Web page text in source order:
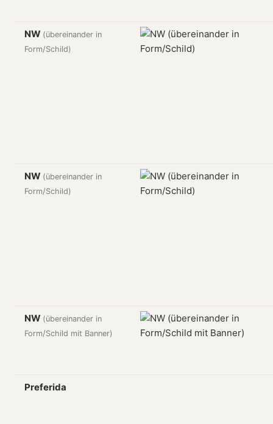
NW (übereinander in
Form/Schild)
NW (übereinander in
Form/Schild)
NW (übereinander in
Form/Schild mit Banner)
Preferida